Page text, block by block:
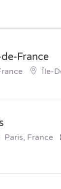
France
Île-
Paris, France